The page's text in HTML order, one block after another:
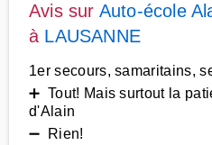
Avis sur Auto-école
à LAUSANNE
1er secours, samaritains,
➕ Tout! Mais surtout la
d'Alain
➖ Rien!